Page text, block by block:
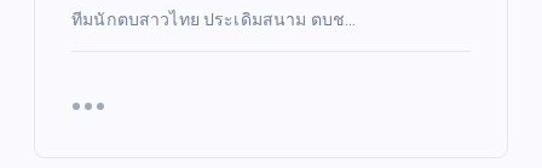
ทีมนักตบสาวไทย ประเดิมสนาม ตบช…